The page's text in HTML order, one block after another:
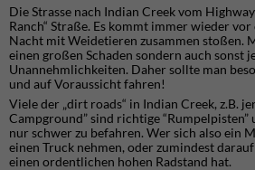
Die Strasse nach Indian Creek vom
Ranch“ Straße. Es kommt immer wieder
Nacht mit Weidetieren zusammen stoßen.
einen großen Schaden sondern auch sonst
Unannehmlichkeiten. Daher sollte man
und auf Voraussicht fahren!
Viele der „dirt roads“ in Indian Creek, z.B.
Campground” sind richtige
nur schwer zu befahren. Wer sich also ein
einen Truck nehmen, oder zumindest
einen ordentlichen hohen Radstand hat.